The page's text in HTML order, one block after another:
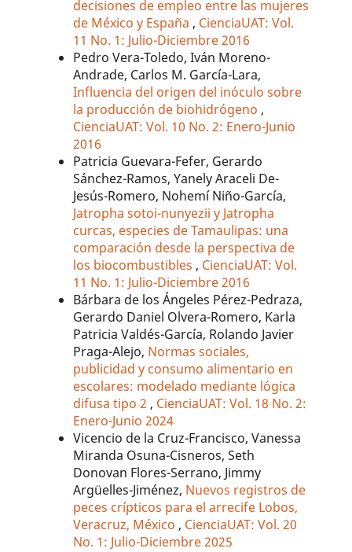
decisiones de empleo entre las mujeres
de México y España , CienciaUAT: Vol.
11 No. 1: Julio-Diciembre 2016
Pedro Vera-Toledo, Iván Moreno-
Andrade, Carlos M. García-Lara,
Influencia del origen del inóculo sobre
la producción de biohidrógeno ,
CienciaUAT: Vol. 10 No. 2: Enero-Junio
2016
Patricia Guevara-Fefer, Gerardo
Sánchez-Ramos, Yanely Araceli De-
Jesús-Romero, Nohemí Niño-García,
Jatropha sotoi-nunyezii y Jatropha
curcas, especies de Tamaulipas: una
comparación desde la perspectiva de
los biocombustibles , CienciaUAT: Vol.
11 No. 1: Julio-Diciembre 2016
Bárbara de los Ángeles Pérez-Pedraza,
Gerardo Daniel Olvera-Romero, Karla
Patricia Valdés-García, Rolando Javier
Praga-Alejo, Normas sociales,
publicidad y consumo alimentario en
escolares: modelado mediante lógica
difusa tipo 2 , CienciaUAT: Vol. 18 No. 2:
Enero-Junio 2024
Vicencio de la Cruz-Francisco, Vanessa
Miranda Osuna-Cisneros, Seth
Donovan Flores-Serrano, Jimmy
Argüelles-Jiménez, Nuevos registros de
peces crípticos para el arrecife Lobos,
Veracruz, México , CienciaUAT: Vol. 20
No. 1: Julio-Diciembre 2025